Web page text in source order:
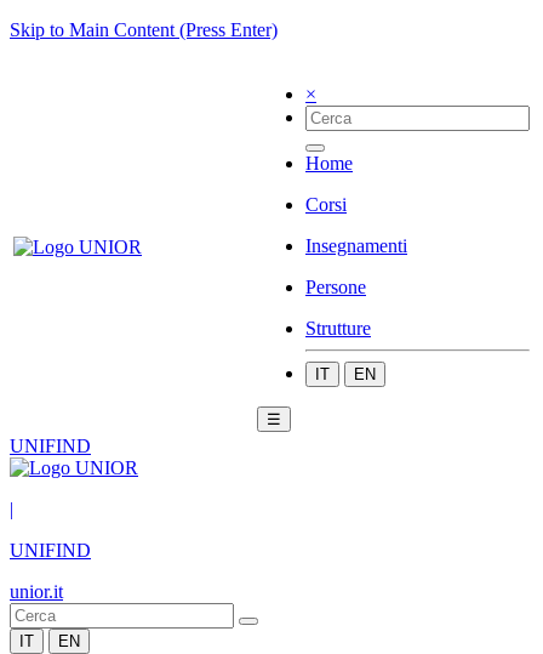
Skip to Main Content (Press Enter)
×
Home
Corsi
Insegnamenti
Persone
Strutture
IT EN
☰
UNIFIND
|
UNIFIND
unior.it
IT EN